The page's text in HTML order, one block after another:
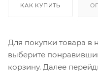
КАК КУПИТЬ
Для покупки товара в
выберите
корзину. Далее